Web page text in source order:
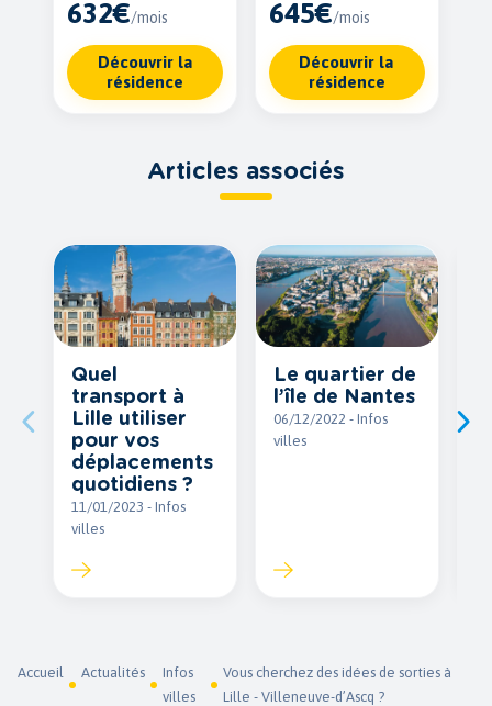
Accueil Actualités
Infos
villes
Vous cherchez des idées de sorties à
Lille - Villeneuve-d’Ascq ?
632€/mois
Découvrir la
résidence
645€/mois
Découvrir la
résidence
Articles associés
Quel
transport à
Lille utiliser
pour vos
déplacements
quotidiens ?
11/01/2023 - Infos
villes
Le quartier de
l’île de Nantes
06/12/2022 - Infos
villes